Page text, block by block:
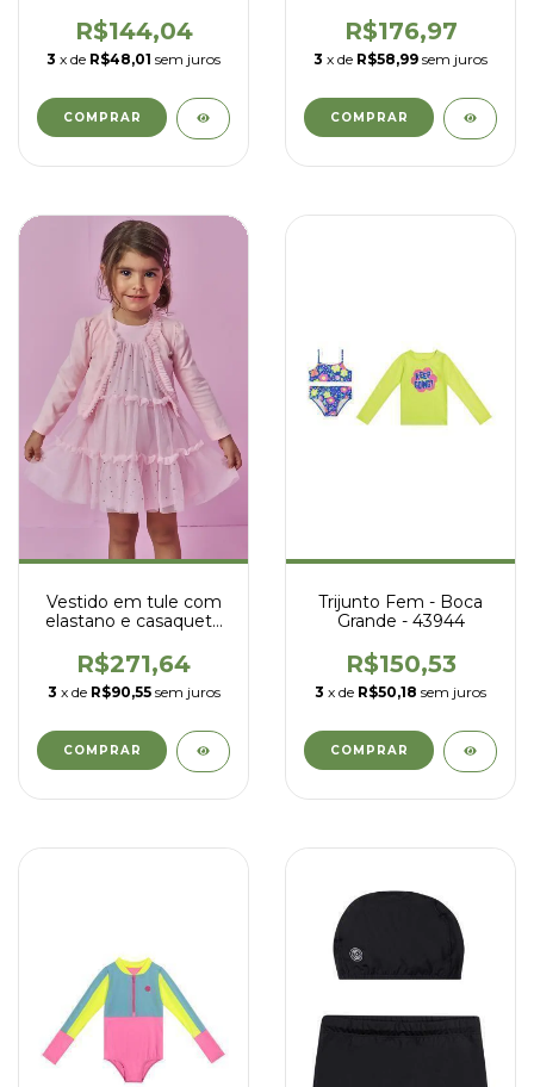
de algodão - kukiê -
93672
R$144,04
3 x de R$48,01 sem juros
COMPRAR
kukiê - 92986
R$176,97
3 x de R$58,99 sem juros
COMPRAR
Vestido em tule com
elastano e casaqueto
92145
R$271,64
3 x de R$90,55 sem juros
COMPRAR
Trijunto Fem - Boca
Grande - 43944
R$150,53
3 x de R$50,18 sem juros
COMPRAR